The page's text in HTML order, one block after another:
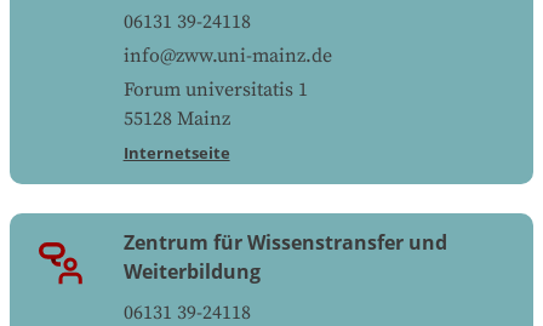
06131 39-24118
info@zww.uni-mainz.de
Forum universitatis 1
55128 Mainz
Internetseite
Zentrum für Wissenstransfer und
Weiterbildung
06131 39-24118